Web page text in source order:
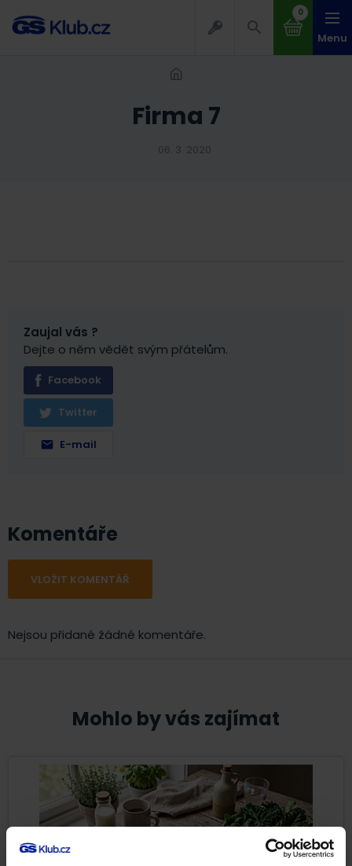
0
Menu
firma 7
06. 3. 2020
Zaujal vás ?
Dejte o něm vědět svým přátelům.
Facebook
Twitter
E-mail
Komentáře
VLOŽIT KOMENTÁŘ
Nejsou přidané žádné komentáře.
Mohlo by vás zajímat